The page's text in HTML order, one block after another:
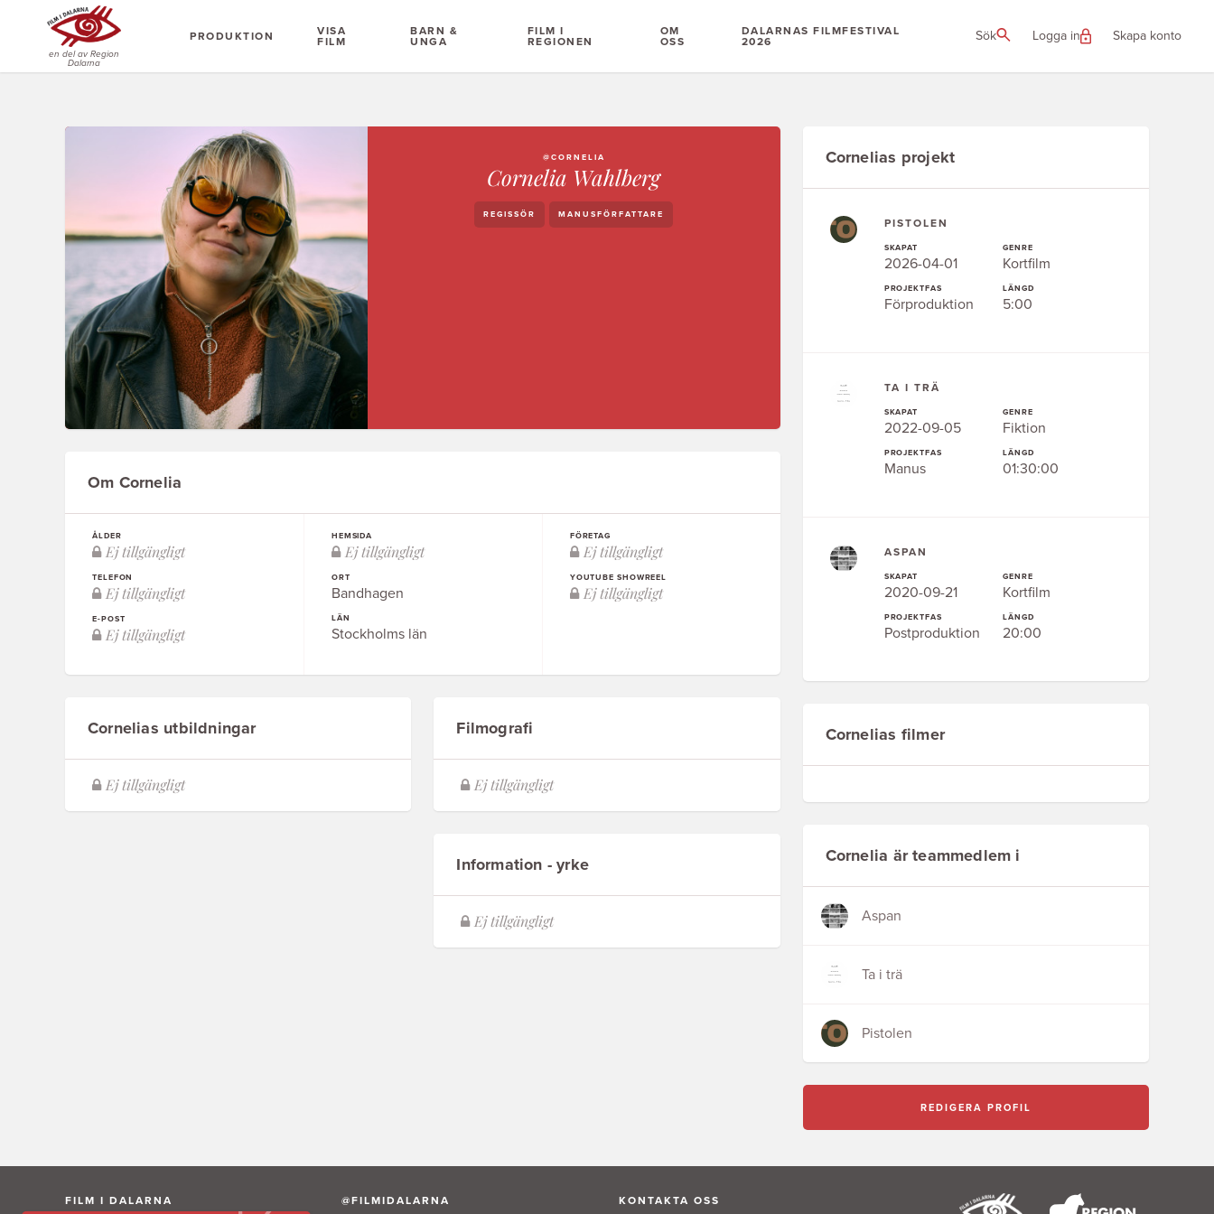
en del av Region
Dalarna
PRODUKTION
VISA
FILM
BARN &
UNGA
FILM I
REGIONEN
OM
OSS
DALARNAS FILMFESTIVAL
2026
Sök Logga in Skapa konto
@CORNELIA
Cornelia Wahlberg
REGISSÖR MANUSFÖRFATTARE
Om Cornelia
ÅLDER
TELEFON
E-POST
HEMSIDA
ORT
Bandhagen
LÄN
Stockholms län
FÖRETAG
YOUTUBE SHOWREEL
Cornelias utbildningar Filmografi
Information - yrke
Cornelias projekt
PISTOLEN
SKAPAT
2026-04-01
PROJEKTFAS
Förproduktion
GENRE
Kortfilm
LÄNGD
5:00
TA I TRÄ
SKAPAT
2022-09-05
PROJEKTFAS
Manus
GENRE
Fiktion
LÄNGD
01:30:00
ASPAN
SKAPAT
2020-09-21
PROJEKTFAS
Postproduktion
GENRE
Kortfilm
LÄNGD
20:00
Cornelias filmer
Cornelia är teammedlem i
Aspan
Ta i trä
Pistolen
REDIGERA PROFIL
FILM I DALARNA @FILMIDALARNA KONTAKTA OSS